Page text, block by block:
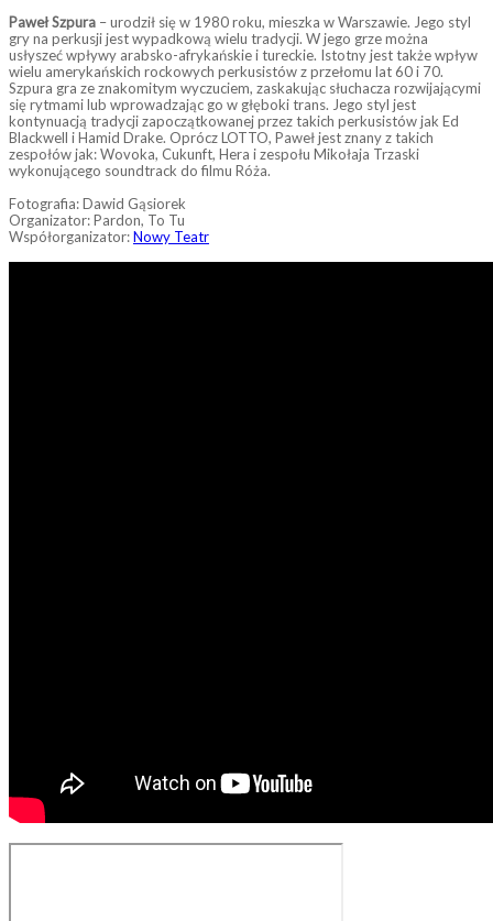
Paweł Szpura – urodził się w 1980 roku, mieszka w Warszawie. Jego styl
gry na perkusji jest wypadkową wielu tradycji. W jego grze można
usłyszeć wpływy arabsko-afrykańskie i tureckie. Istotny jest także wpływ
wielu amerykańskich rockowych perkusistów z przełomu lat 60 i 70.
Szpura gra ze znakomitym wyczuciem, zaskakując słuchacza rozwijającymi
się rytmami lub wprowadzając go w głęboki trans. Jego styl jest
kontynuacją tradycji zapoczątkowanej przez takich perkusistów jak Ed
Blackwell i Hamid Drake. Oprócz LOTTO, Paweł jest znany z takich
zespołów jak: Wovoka, Cukunft, Hera i zespołu Mikołaja Trzaski
wykonującego soundtrack do filmu Róża.
Fotografia: Dawid Gąsiorek
Organizator: Pardon, To Tu
Współorganizator:Nowy Teatr